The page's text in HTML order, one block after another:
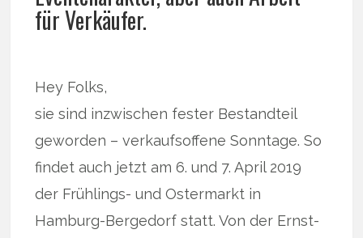
für Verkäufer.
Hey Folks,
sie sind inzwischen fester Bestandteil
geworden – verkaufsoffene Sonntage. So
findet auch jetzt am 6. und 7. April 2019
der Frühlings- und Ostermarkt in
Hamburg-Bergedorf statt. Von der Ernst-